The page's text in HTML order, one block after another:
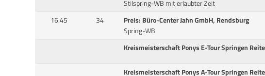
Stilspring-WB mit erlaubter Zeit
16:45 34
Preis: Büro-Center Jahn GmbH, Rendsburg
Spring-WB
Kreismeisterschaft Ponys E-Tour Springen
Kreismeisterschaft Ponys A-Tour Springen